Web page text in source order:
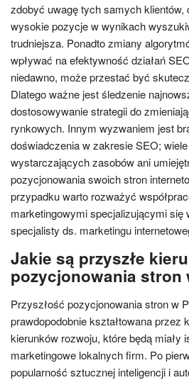
zdobyć uwagę tych samych klientów,
wysokie pozycje w wynikach
trudniejsza. Ponadto zmiany
wpływać na efektywność działań
niedawno, może przestać być
Dlatego ważne jest śledzenie
dostosowywanie strategii do
rynkowych. Innym wyzwaniem jest
doświadczenia w zakresie SEO;
wystarczających zasobów ani
pozycjonowania swoich stron
przypadku warto rozważyć
marketingowymi specjalizującymi się
specjalisty ds. marketingu
Jakie są przyszłe
pozycjonowania stron
Przyszłość pozycjonowania stron w
prawdopodobnie kształtowana przez
kierunków rozwoju, które będą miały
marketingowe lokalnych firm. Po
popularność sztucznej inteligencji i